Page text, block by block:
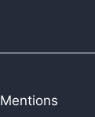
Mentions